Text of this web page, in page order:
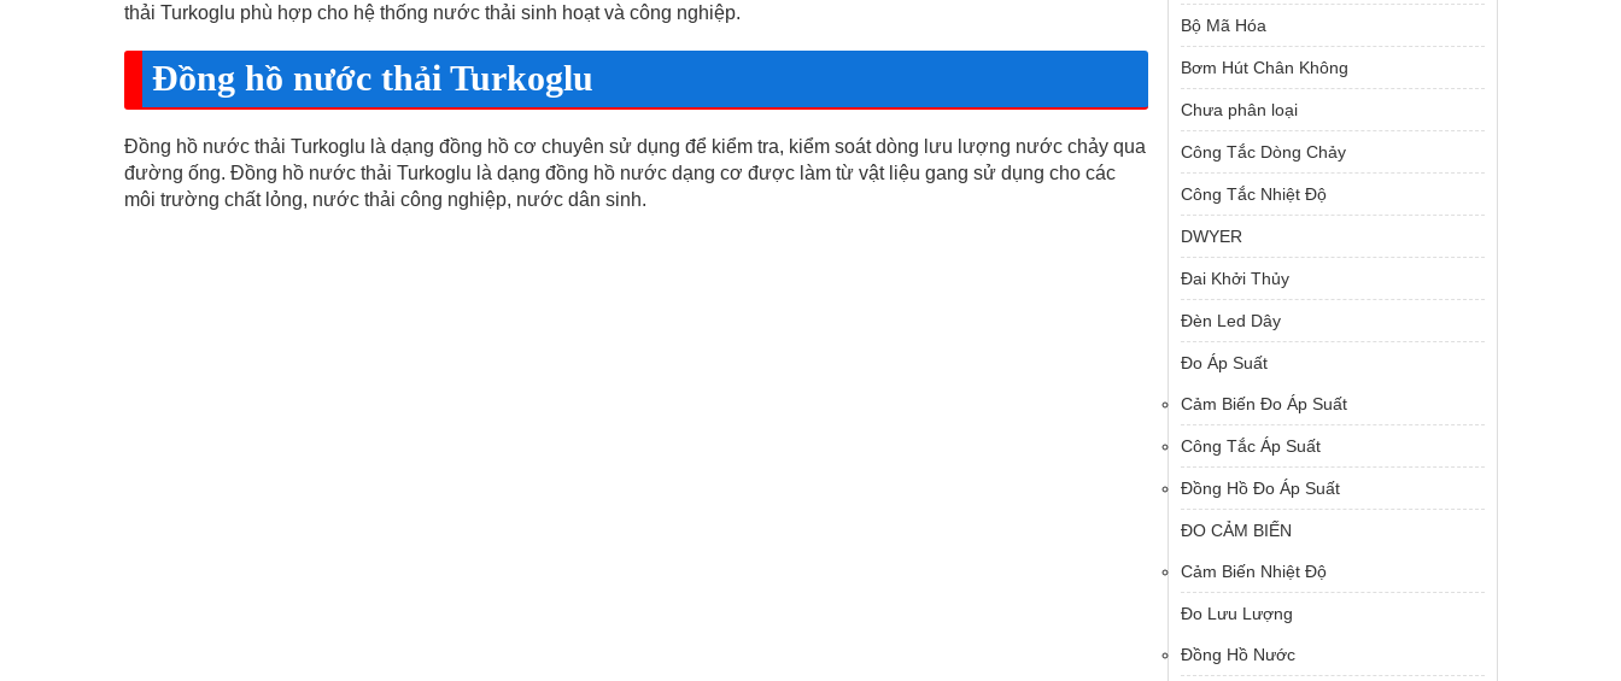
thải Turkoglu phù hợp cho hệ thống nước thải sinh hoạt và công nghiệp.
Đồng hồ nước thải Turkoglu
Đồng hồ nước thải Turkoglu là dạng đồng hồ cơ chuyên sử dụng để kiểm tra, kiểm soát dòng lưu lượng nước chảy qua
đường ống. Đồng hồ nước thải Turkoglu là dạng đồng hồ nước dạng cơ được làm từ vật liệu gang sử dụng cho các
môi trường chất lỏng, nước thải công nghiệp, nước dân sinh.
Bộ Mã Hóa
Bơm Hút Chân Không
Chưa phân loại
Công Tắc Dòng Chảy
Công Tắc Nhiệt Độ
DWYER
Đai Khởi Thủy
Đèn Led Dây
Đo Áp Suất
Cảm Biến Đo Áp Suất
Công Tắc Áp Suất
Đồng Hồ Đo Áp Suất
ĐO CẢM BIẾN
Cảm Biến Nhiệt Độ
Đo Lưu Lượng
Đồng Hồ Nước